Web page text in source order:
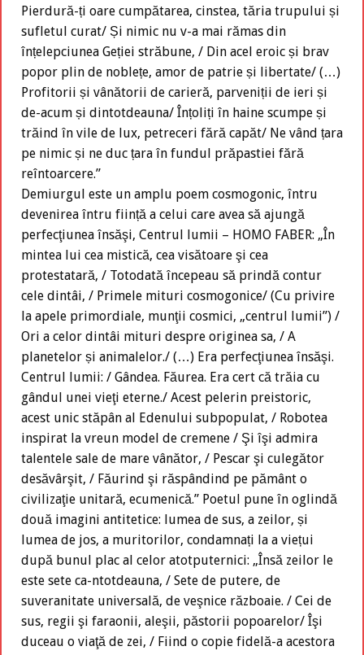
Pierdură-ți oare cumpătarea, cinstea, tăria trupului și
sufletul curat/ Și nimic nu v-a mai rămas din
înțelepciunea Geției străbune, / Din acel eroic și brav
popor plin de noblețe, amor de patrie și libertate/ (…)
Profitorii și vânătorii de carieră, parveniții de ieri și
de-acum și dintotdeauna/ Înțoliți în haine scumpe și
trăind în vile de lux, petreceri fără capăt/ Ne vând țara
pe nimic și ne duc țara în fundul prăpastiei fără
reîntoarcere.”
Demiurgul este un amplu poem cosmogonic, întru
devenirea întru ființă a celui care avea să ajungă
perfecţiunea însăşi, Centrul lumii – HOMO FABER: „În
mintea lui cea mistică, cea visătoare şi cea
protestatară, / Totodată începeau să prindă contur
cele dintâi, / Primele mituri cosmogonice/ (Cu privire
la apele primordiale, munţii cosmici, „centrul lumii”) /
Ori a celor dintâi mituri despre originea sa, / A
planetelor și animalelor./ (…) Era perfecţiunea însăşi.
Centrul lumii: / Gândea. Făurea. Era cert că trăia cu
gândul unei vieţi eterne./ Acest pelerin preistoric,
acest unic stăpân al Edenului subpopulat, / Robotea
inspirat la vreun model de cremene / Şi îşi admira
talentele sale de mare vânător, / Pescar şi culegător
desăvârşit, / Făurind şi răspândind pe pământ o
civilizaţie unitară, ecumenică.” Poetul pune în oglindă
două imagini antitetice: lumea de sus, a zeilor, și
lumea de jos, a muritorilor, condamnați la a viețui
după bunul plac al celor atotputernici: „Însă zeilor le
este sete ca-ntotdeauna, / Sete de putere, de
suveranitate universală, de veşnice războaie. / Cei de
sus, regii şi faraonii, aleşii, păstorii popoarelor/ Îşi
duceau o viaţă de zei, / Fiind o copie fidelă-a acestora